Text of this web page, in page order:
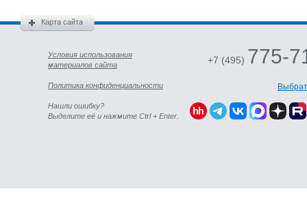
Карта сайта
Условия использования
материалов сайта
Политика конфиденциальности
Нашли ошибку?
Выделите её и нажмите Ctrl + Enter.
+7 (495) 775-